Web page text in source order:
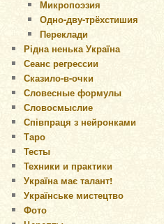
Микропоэзия
Одно-дву-трёхстишия
Переклади
Рідна ненька Україна
Сеанс регрессии
Сказило-в-очки
Словесные формулы
Словосмыслие
Співпраця з нейронками
Таро
Тесты
Техники и практики
Україна має талант!
Українське мистецтво
Фото